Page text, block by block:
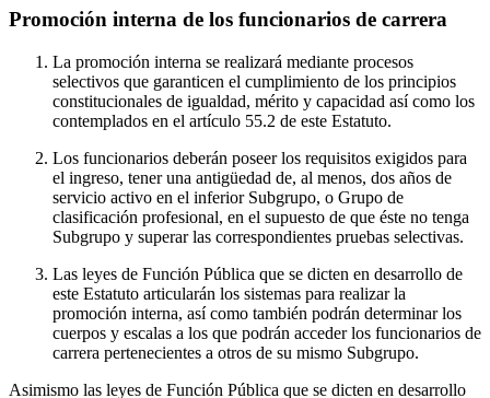
Promoción interna de los funcionarios de carrera
La promoción interna se realizará mediante procesos
selectivos que garanticen el cumplimiento de los principios
constitucionales de igualdad, mérito y capacidad así como los
contemplados en el artículo 55.2 de este Estatuto.
Los funcionarios deberán poseer los requisitos exigidos para
el ingreso, tener una antigüedad de, al menos, dos años de
servicio activo en el inferior Subgrupo, o Grupo de
clasificación profesional, en el supuesto de que éste no tenga
Subgrupo y superar las correspondientes pruebas selectivas.
Las leyes de Función Pública que se dicten en desarrollo de
este Estatuto articularán los sistemas para realizar la
promoción interna, así como también podrán determinar los
cuerpos y escalas a los que podrán acceder los funcionarios de
carrera pertenecientes a otros de su mismo Subgrupo.
Asimismo las leyes de Función Pública que se dicten en desarrollo